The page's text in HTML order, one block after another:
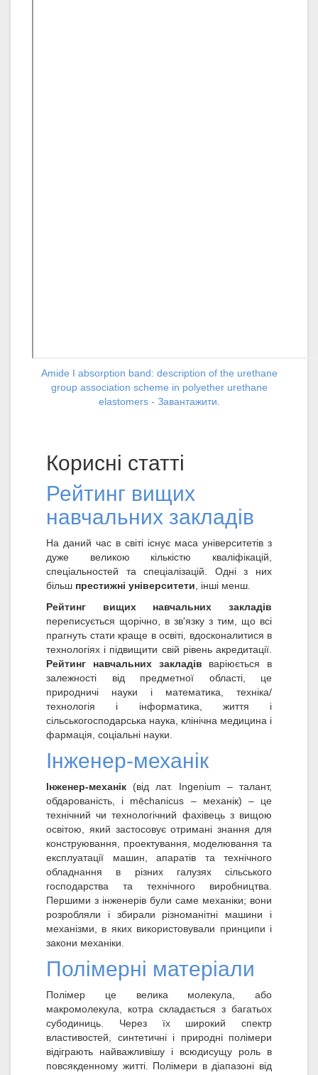
Amide I absorption band: description of the urethane
group association scheme in polyether urethane
elastomers - Завантажити.
Корисні статті
Рейтинг вищих
навчальних закладів
На даний час в світі існує маса університетів з
дуже великою кількістю кваліфікацій,
спеціальностей та спеціалізацій. Одні з них
більш престижні університети , інші менш.
Рейтинг вищих навчальних закладів
переписується щорічно, в зв'язку з тим, що всі
прагнуть стати краще в освіті, вдосконалитися в
технологіях і підвищити свій рівень акредитації.
Рейтинг навчальних закладів варіюється в
залежності від предметної області, це
природничі науки і математика, техніка/
технологія і інформатика, життя і
сільськогосподарська наука, клінічна медицина і
фармація, соціальні науки.
Інженер-механік
Інженер-механік (від лат. Ingenium – талант,
обдарованість, і mēchanicus – механік) – це
технічний чи технологічний фахівець з вищою
освітою, який застосовує отримані знання для
конструювання, проектування, моделювання та
експлуатації машин, апаратів та технічного
обладнання в різних галузях сільського
господарства та технічного виробництва.
Першими з інженерів були саме механіки; вони
розробляли і збирали різноманітні машини і
механізми, в яких використовували принципи і
закони механіки.
Полімерні матеріали
Полімер це велика молекула, або
макромолекула, котра складається з багатьох
субодиниць. Через їх широкий спектр
властивостей, синтетичні і природні полімери
відіграють найважливішу і всюдисущу роль в
повсякденному житті. Полімери в діапазоні від